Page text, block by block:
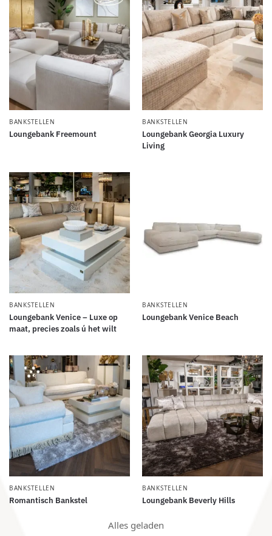
BANKSTELLEN
Loungebank Freemount
BANKSTELLEN
Loungebank Georgia Luxury
Living
BANKSTELLEN
Loungebank Venice – Luxe op
maat, precies zoals ú het wilt
BANKSTELLEN
Loungebank Venice Beach
BANKSTELLEN
Romantisch Bankstel
BANKSTELLEN
Loungebank Beverly Hills
Alles geladen